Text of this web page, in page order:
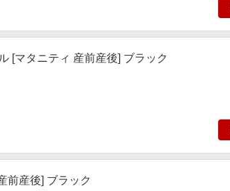
[マタニティ 産前産後] ブラック
前産後] ブラック